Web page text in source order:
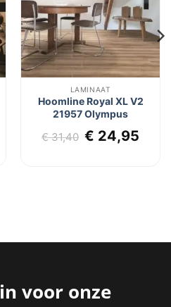
LAMINAAT
Hoomline Royal XL V2
21957 Olympus
€31,40 € 24,95
voor onze